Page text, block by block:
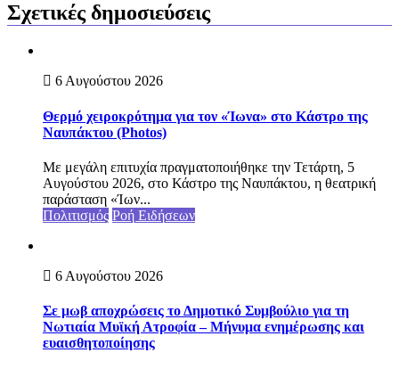
Σχετικές δημοσιεύσεις
6 Αυγούστου 2026
Θερμό χειροκρότημα για τον «Ίωνα» στο Κάστρο της
Ναυπάκτου (Photos)
Με μεγάλη επιτυχία πραγματοποιήθηκε την Τετάρτη, 5
Αυγούστου 2026, στο Κάστρο της Ναυπάκτου, η θεατρική
παράσταση «Ίων...
Πολιτισμός Ροή Ειδήσεων
6 Αυγούστου 2026
Σε μωβ αποχρώσεις το Δημοτικό Συμβούλιο για τη
Νωτιαία Μυϊκή Ατροφία – Μήνυμα ενημέρωσης και
ευαισθητοποίησης